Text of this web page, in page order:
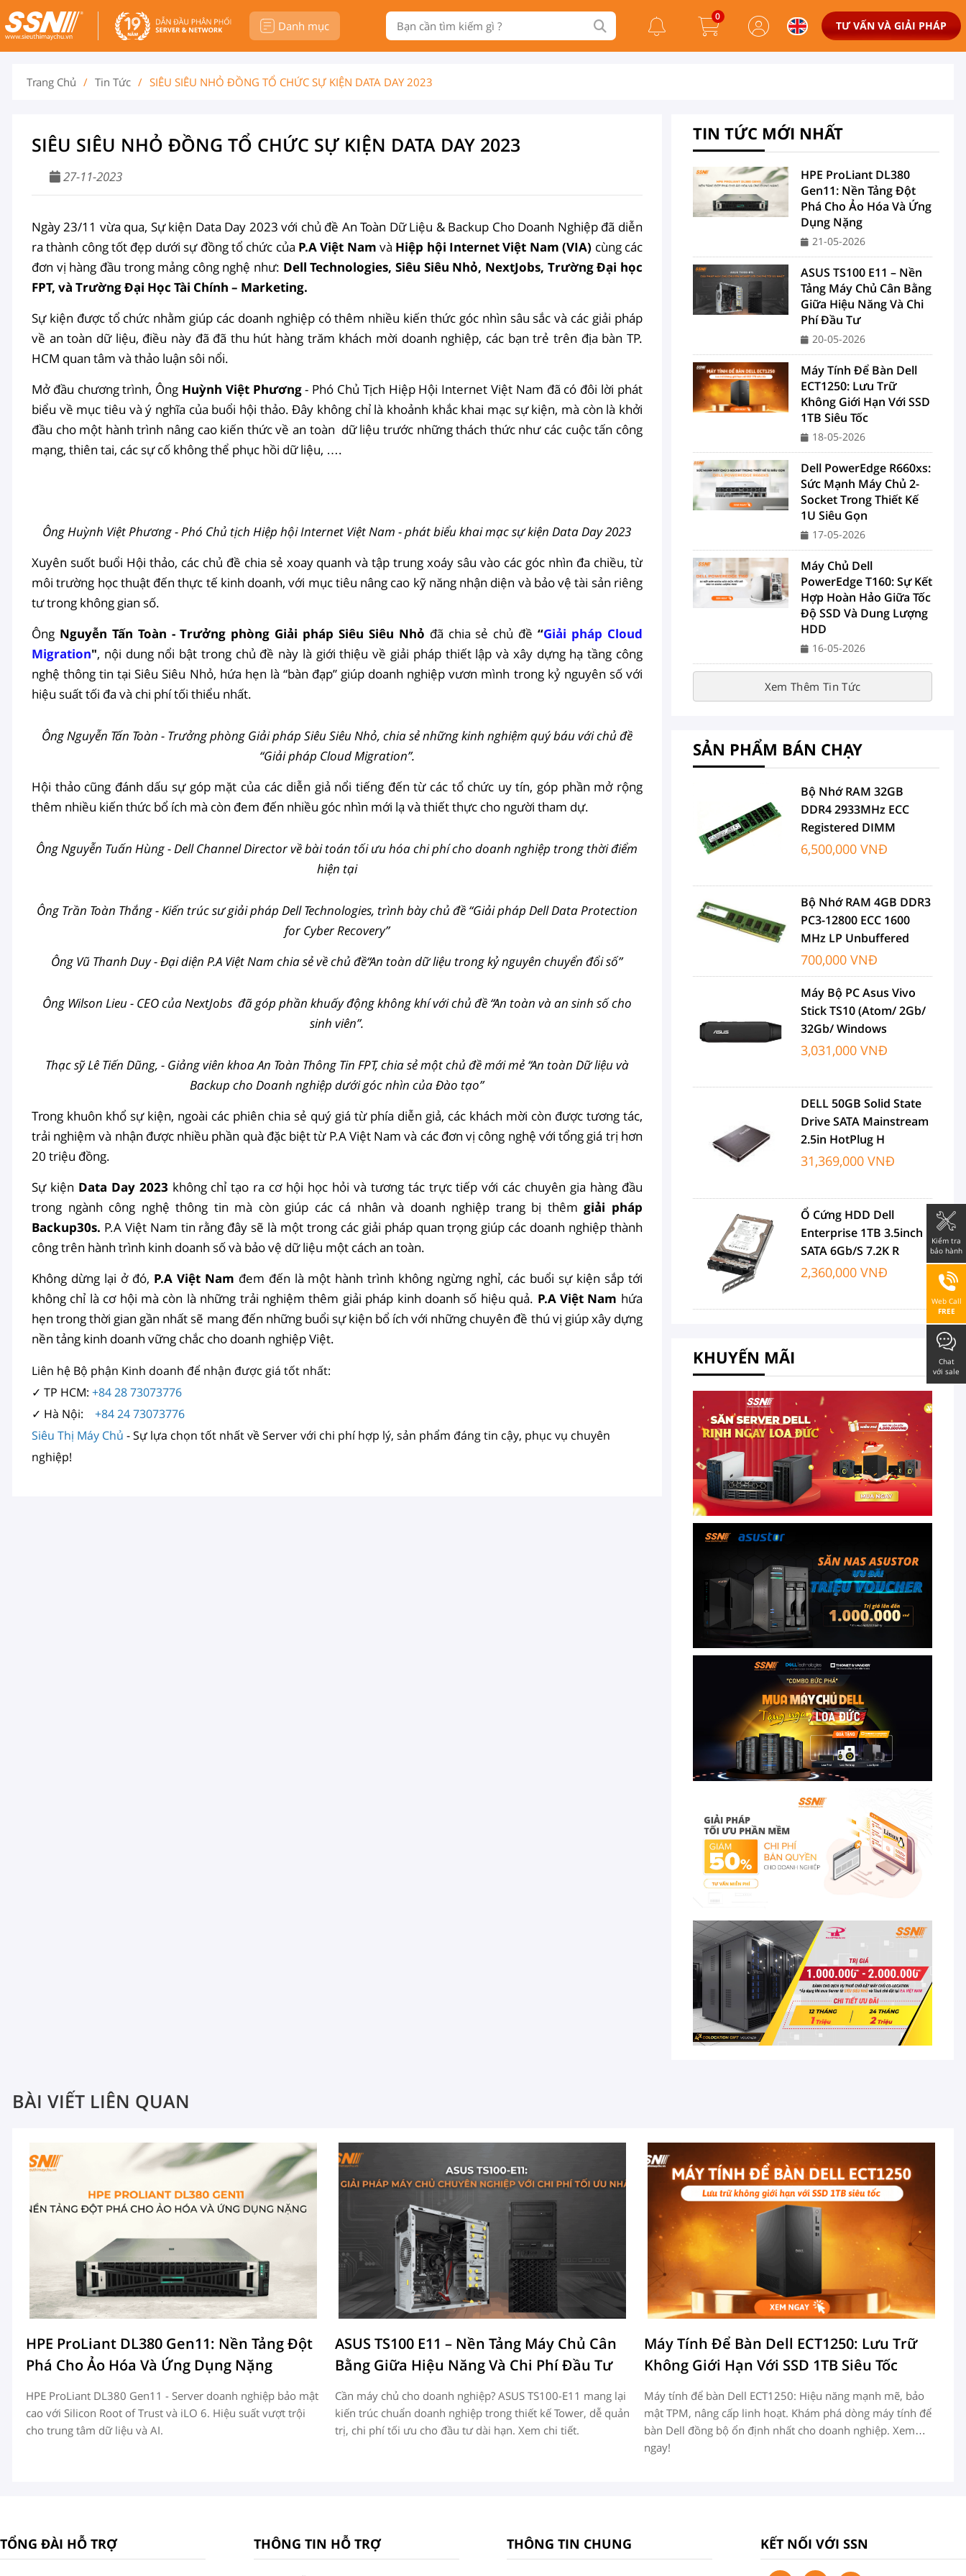
Danh mục
0
TƯ VẤN VÀ GIẢI PHÁP
Trang Chủ / Tin Tức / SIÊU SIÊU NHỎ ĐỒNG TỔ CHỨC SỰ KIỆN DATA DAY 2023
SIÊU SIÊU NHỎ ĐỒNG TỔ CHỨC SỰ KIỆN DATA DAY 2023
27-11-2023
Ngày 23/11 vừa qua, Sự kiện Data Day 2023 với chủ đề An Toàn Dữ Liệu & Backup Cho Doanh Nghiệp đã diễn
ra thành công tốt đẹp dưới sự đồng tổ chức của P.A Việt Nam và Hiệp hội Internet Việt Nam (VIA) cùng các
đơn vị hàng đầu trong mảng công nghệ như: Dell Technologies, Siêu Siêu Nhỏ, NextJobs, Trường Đại học
FPT, và Trường Đại Học Tài Chính – Marketing.
Sự kiện được tổ chức nhằm giúp các doanh nghiệp có thêm nhiều kiến thức góc nhìn sâu sắc và các giải pháp
về an toàn dữ liệu, điều này đã đã thu hút hàng trăm khách mời doanh nghiệp, các bạn trẻ trên địa bàn TP.
HCM quan tâm và thảo luận sôi nổi.
Mở đầu chương trình, Ông Huỳnh Việt Phương- Phó Chủ Tịch Hiệp Hội Internet Việt Nam đã có đôi lời phát
biểu về mục tiêu và ý nghĩa của buổi hội thảo. Đây không chỉ là khoảnh khắc khai mạc sự kiện, mà còn là khởi
đầu cho một hành trình nâng cao kiến thức về an toàn dữ liệu trước những thách thức như các cuộc tấn công
mạng, thiên tai, các sự cố không thể phục hồi dữ liệu, ….
Ông Huỳnh Việt Phương - Phó Chủ tịch Hiệp hội Internet Việt Nam - phát biểu khai mạc sự kiện Data Day 2023
Xuyên suốt buổi Hội thảo, các chủ đề chia sẻ xoay quanh và tập trung xoáy sâu vào các góc nhìn đa chiều, từ
môi trường học thuật đến thực tế kinh doanh, với mục tiêu nâng cao kỹ năng nhận diện và bảo vệ tài sản riêng
tư trong không gian số.
Ông Nguyễn Tấn Toàn - Trưởng phòng Giải pháp Siêu Siêu Nhỏ đã chia sẻ chủ đề “Giải pháp Cloud
Migration", nội dung nổi bật trong chủ đề này là giới thiệu về giải pháp thiết lập và xây dựng hạ tầng công
nghệ thông tin tại Siêu Siêu Nhỏ, hứa hẹn là “bàn đạp” giúp doanh nghiệp vươn mình trong kỷ nguyên số với
hiệu suất tối đa và chi phí tối thiểu nhất.
Ông Nguyễn Tấn Toàn - Trưởng phòng Giải pháp Siêu Siêu Nhỏ, chia sẻ những kinh nghiệm quý báu với chủ đề
“Giải pháp Cloud Migration”.
Hội thảo cũng đánh dấu sự góp mặt của các diễn giả nổi tiếng đến từ các tổ chức uy tín, góp phần mở rộng
thêm nhiều kiến thức bổ ích mà còn đem đến nhiều góc nhìn mới lạ và thiết thực cho người tham dự.
Ông Nguyễn Tuấn Hùng - Dell Channel Director về bài toán tối ưu hóa chi phí cho doanh nghiệp trong thời điểm
hiện tại
Ông Trần Toàn Thắng - Kiến trúc sư giải pháp Dell Technologies, trình bày chủ đề “Giải pháp Dell Data Protection
for Cyber Recovery”
Ông Vũ Thanh Duy - Đại diện P.A Việt Nam chia sẻ về chủ đề“An toàn dữ liệu trong kỷ nguyên chuyển đổi số”
Ông Wilson Lieu - CEO của NextJobs đã góp phần khuấy động không khí với chủ đề “An toàn và an sinh số cho
sinh viên”.
Thạc sỹ Lê Tiến Dũng, - Giảng viên khoa An Toàn Thông Tin FPT, chia sẻ một chủ đề mới mẻ “An toàn Dữ liệu và
Backup cho Doanh nghiệp dưới góc nhìn của Đào tạo”
Trong khuôn khổ sự kiện, ngoài các phiên chia sẻ quý giá từ phía diễn giả, các khách mời còn được tương tác,
trải nghiệm và nhận được nhiều phần quà đặc biệt từ P.A Việt Nam và các đơn vị công nghệ với tổng giá trị hơn
20 triệu đồng.
Sự kiện Data Day 2023 không chỉ tạo ra cơ hội học hỏi và tương tác trực tiếp với các chuyên gia hàng đầu
trong ngành công nghệ thông tin mà còn giúp các cá nhân và doanh nghiệp trang bị thêmgiải pháp
Backup30s. P.A Việt Nam tin rằng đây sẽ là một trong các giải pháp quan trọng giúp các doanh nghiệp thành
công trên hành trình kinh doanh số và bảo vệ dữ liệu một cách an toàn.
Không dừng lại ở đó, P.A Việt Nam đem đến là một hành trình không ngừng nghỉ, các buổi sự kiện sắp tới
không chỉ là cơ hội mà còn là những trải nghiệm thêm giải pháp kinh doanh số hiệu quả. P.A Việt Nam hứa
hẹn trong thời gian gần nhất sẽ mang đến những buổi sự kiện bổ ích với những chuyên đề thú vị giúp xây dựng
nền tảng kinh doanh vững chắc cho doanh nghiệp Việt.
Liên hệ Bộ phận Kinh doanh để nhận được giá tốt nhất:
✓ TP HCM: +84 28 73073776
✓ Hà Nội: +84 24 73073776
Siêu Thị Máy Chủ - Sự lựa chọn tốt nhất về Server với chi phí hợp lý, sản phẩm đáng tin cậy, phục vụ chuyên
nghiệp!
TIN TỨC MỚI NHẤT
HPE ProLiant DL380
Gen11: Nền Tảng Đột
Phá Cho Ảo Hóa Và Ứng
Dụng Nặng
21-05-2026
ASUS TS100 E11 – Nền
Tảng Máy Chủ Cân Bằng
Giữa Hiệu Năng Và Chi
Phí Đầu Tư
20-05-2026
Máy Tính Để Bàn Dell
ECT1250: Lưu Trữ
Không Giới Hạn Với SSD
1TB Siêu Tốc
18-05-2026
Dell PowerEdge R660xs:
Sức Mạnh Máy Chủ 2-
Socket Trong Thiết Kế
1U Siêu Gọn
17-05-2026
Máy Chủ Dell
PowerEdge T160: Sự Kết
Hợp Hoàn Hảo Giữa Tốc
Độ SSD Và Dung Lượng
HDD
16-05-2026
Xem Thêm Tin Tức
SẢN PHẨM BÁN CHẠY
Bộ Nhớ RAM 32GB
DDR4 2933MHz ECC
Registered DIMM
6,500,000 VNĐ
Bộ Nhớ RAM 4GB DDR3
PC3-12800 ECC 1600
MHz LP Unbuffered
700,000 VNĐ
Máy Bộ PC Asus Vivo
Stick TS10 (Atom/ 2Gb/
32Gb/ Windows
3,031,000 VNĐ
DELL 50GB Solid State
Drive SATA Mainstream
2.5in HotPlug H
31,369,000 VNĐ
Ổ Cứng HDD Dell
Enterprise 1TB 3.5inch
SATA 6Gb/s 7.2K R
2,360,000 VNĐ
KHUYẾN MÃI
BÀI VIẾT LIÊN QUAN
HPE ProLiant DL380 Gen11: Nền Tảng Đột
Phá Cho Ảo Hóa Và Ứng Dụng Nặng
HPE ProLiant DL380 Gen11 - Server doanh nghiệp bảo mật
cao với Silicon Root of Trust và iLO 6. Hiệu suất vượt trội
cho trung tâm dữ liệu và AI.
ASUS TS100 E11 – Nền Tảng Máy Chủ Cân
Bằng Giữa Hiệu Năng Và Chi Phí Đầu Tư
Cần máy chủ cho doanh nghiệp? ASUS TS100-E11 mang lại
kiến trúc chuẩn doanh nghiệp trong thiết kế Tower, dễ quản
trị, chi phí tối ưu cho đầu tư dài hạn. Xem chi tiết.
Máy Tính Để Bàn Dell ECT1250: Lưu Trữ
Không Giới Hạn Với SSD 1TB Siêu Tốc
Máy tính để bàn Dell ECT1250: Hiệu năng mạnh mẽ, bảo
mật TPM, nâng cấp linh hoạt. Khám phá dòng máy tính để
bàn Dell đồng bộ ổn định nhất cho doanh nghiệp. Xem
ngay!
TỔNG ĐÀI HỖ TRỢ THÔNG TIN HỖ TRỢ THÔNG TIN CHUNG KẾT NỐI VỚI SSN
Kiểm tra
bảo hành
Web Call
FREE
Chat
với sale